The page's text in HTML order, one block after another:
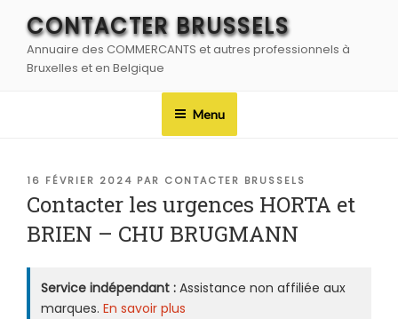
contenu
principal
CONTACTER BRUSSELS
Annuaire des COMMERCANTS et autres professionnels à
Bruxelles et en Belgique
Menu
PUBLIÉ
LE
16 FÉVRIER 2024 PAR CONTACTER BRUSSELS
Contacter les urgences HORTA et
BRIEN – CHU BRUGMANN
Service indépendant : Assistance non affiliée aux
marques. En savoir plus